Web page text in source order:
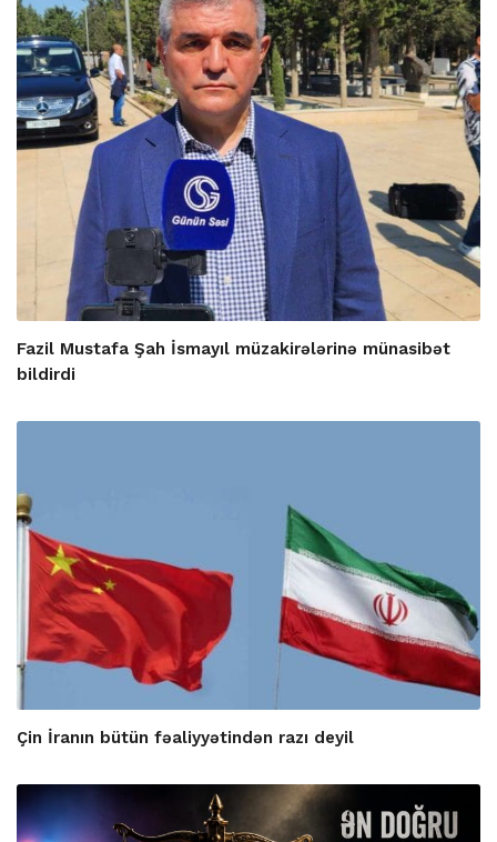
Fazil Mustafa Şah İsmayıl müzakirələrinə münasibət
bildirdi
Çin İranın bütün fəaliyyətindən razı deyil